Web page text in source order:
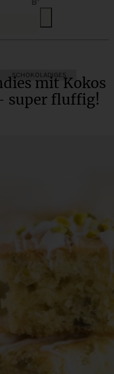
SCHOKOLADIGES
mit Kokos
super fluffig!